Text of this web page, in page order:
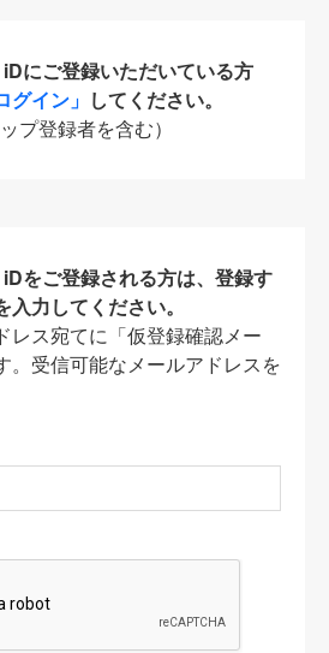
にご登録いただいている方
グイン」 してください。
プ登録者を含む）
をご登録される方は、登録す
力してください。
レス宛てに「仮登録確認メー
。受信可能なメールアドレスを